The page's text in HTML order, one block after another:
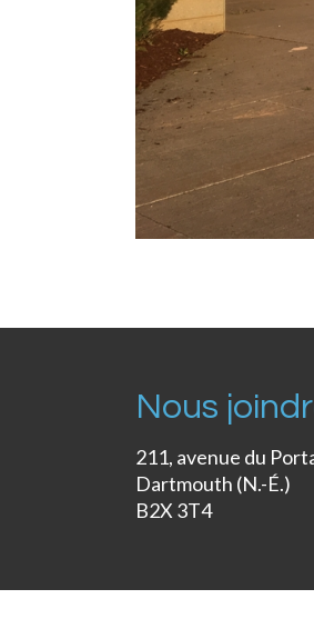
Nous
211, avenue du
Dartmouth (N.-É.)
B2X 3T4